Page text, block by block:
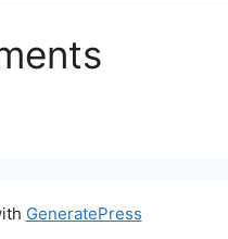
GeneratePress